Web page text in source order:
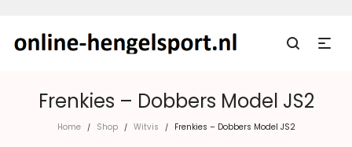
Frenkies – Dobbers Model JS2
Home / Shop / Witvis / Frenkies – Dobbers Model JS2